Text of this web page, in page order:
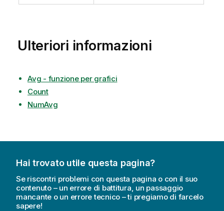
Ulteriori informazioni
Avg - funzione per grafici
Count
NumAvg
Hai trovato utile questa pagina?
Se riscontri problemi con questa pagina o con il suo
contenuto – un errore di battitura, un passaggio
mancante o un errore tecnico – ti pregiamo di farcelo
sapere!